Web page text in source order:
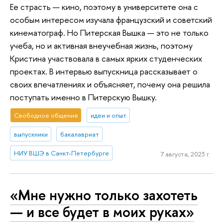
Ее страсть — кино, поэтому в университете она с
особым интересом изучала французский и советский
кинематограф. Но Питерская Вышка — это не только
учеба, но и активная внеучебная жизнь, поэтому
Кристина участвовала в самых ярких студенческих
проектах. В интервью выпускница рассказывает о
своих впечатлениях и объясняет, почему она решила
поступать именно в Питерскую Вышку.
Свободное общение идеи и опыт
выпускники бакалавриат
НИУ ВШЭ в Санкт-Петербурге 7 августа, 2023 г.
«Мне нужно только захотеть
— и все будет в моих руках»